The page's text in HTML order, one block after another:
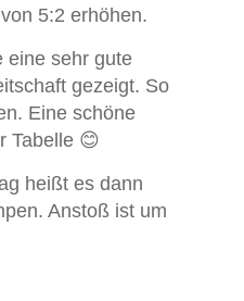
5:2 erhöhen.
eine sehr gute
gezeigt. So
Eine schöne
Tabelle 😊
heißt es dann
Anstoß ist um